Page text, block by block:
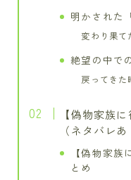
明かされた
変わり果て
絶望の中で
戻ってきた
【偽物家族
（ネタバレあ
【偽物家族
とめ